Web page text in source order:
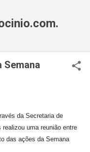
Semana
da Secretaria de
uma reunião entre
das ações da Semana